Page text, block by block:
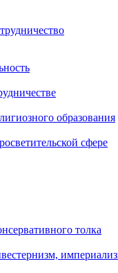
образования
сфере
толка